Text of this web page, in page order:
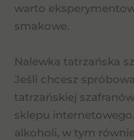
warto
smakowe.
Nalewka tatrzańska
Jeśli chcesz
tatrzańskiej
sklepu
alkoholi, w tym